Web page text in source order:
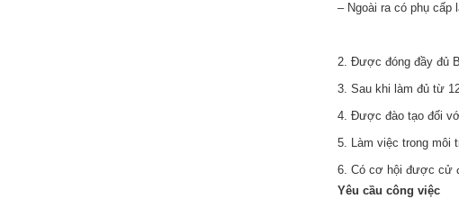
– Ngoài ra có phụ cấp
2. Được đóng đầy đủ
3. Sau khi làm đủ từ
4. Được đào tạo đối
5. Làm việc trong môi
6. Có cơ hội được cử
Yêu cầu công việc